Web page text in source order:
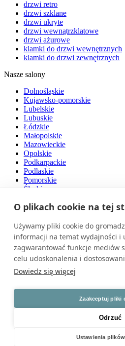
O plikach cookie na tej
Używamy pliki cookie do
informacji na temat wydajności i
zagwarantować funkcje mediów
celu udoskonalenia i
Dowiedz się więcej
Zaakceptuj pliki
Odrzuć
Ustawienia
drzwi retro
drzwi szklane
drzwi ukryte
drzwi wewnątrzklatowe
drzwi ażurowe
klamki do drzwi wewnętrznych
klamki do drzwi zewnętrznych
Nasze salony
Dolnośląskie
Kujawsko-pomorskie
Lubelskie
Lubuskie
Łódzkie
Małopolskie
Mazowieckie
Opolskie
Podkarpackie
Podlaskie
Pomorskie
Śląskie
Warmińsko-mazurskie
Zachodniopomorskie
O nas
Naszą pasją są drzwi. Jesteśmy
polskim kapitałem, działającym na
Zatrudniamy wysokiej klasy
światowy poziom jakości.
Znajdź nas na